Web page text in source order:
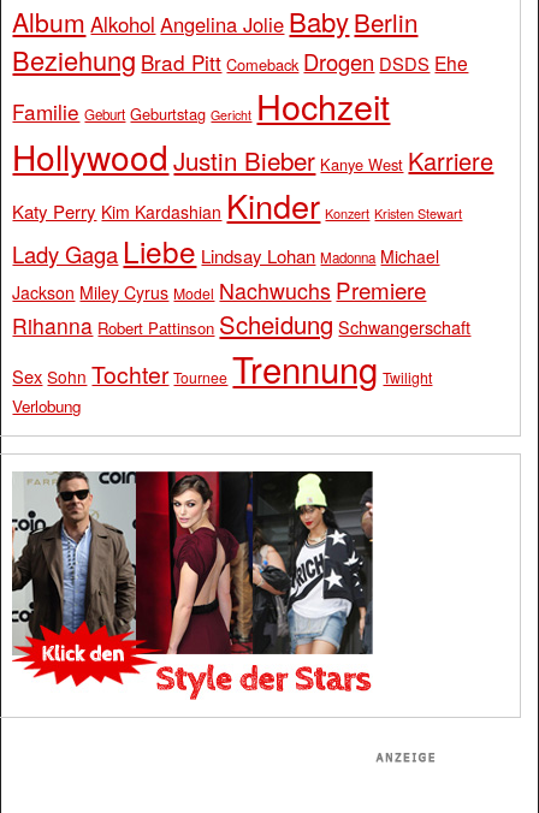
Album Alkohol Angelina Jolie BabyBerlin
Beziehung Brad Pitt Comeback Drogen DSDS Ehe
Familie Geburt Geburtstag Gericht Hochzeit
Hollywood Justin Bieber Kanye West Karriere
Katy Perry Kim Kardashian Kinder Konzert Kristen Stewart
Lady Gaga Liebe Lindsay Lohan Madonna Michael
Jackson Miley Cyrus Model Nachwuchs Premiere
Rihanna Robert Pattinson Scheidung Schwangerschaft
Sex Sohn Tochter Tournee Trennung Twilight
Verlobung